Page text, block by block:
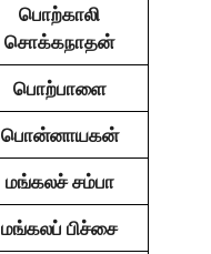
பொற்காலி
சொக்கநாதன்
பொற்பாளை
பொன்னாயகன்
மங்கலச் சம்பா
மங்கலப் பிச்சை